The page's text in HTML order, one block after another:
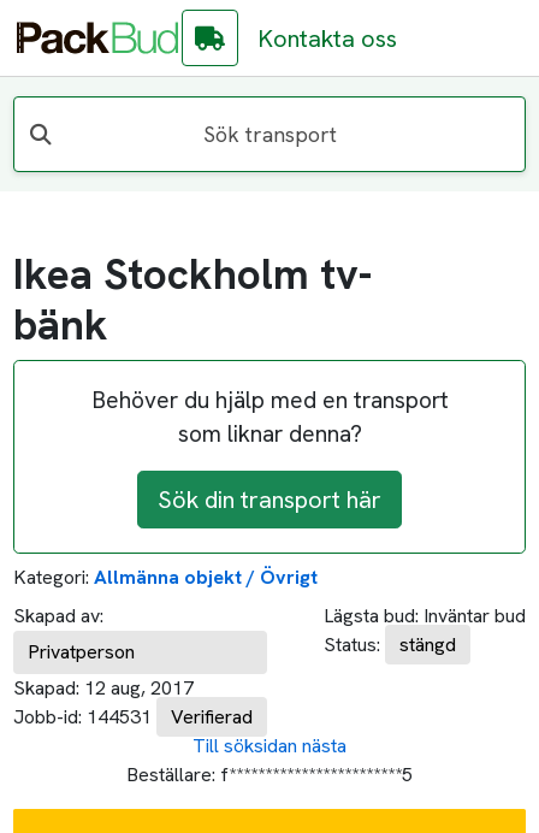
Kontakta oss
Sök transport
Ikea Stockholm tv-
bänk
Behöver du hjälp med en transport
som liknar denna?
Sök din transport här
Kategori: Allmänna objekt / Övrigt
Skapad av:
Privatperson
Skapad: 12 aug, 2017
Jobb-id: 144531 Verifierad
Lägsta bud: Inväntar bud
Status:
stängd
Till söksidan nästa
Beställare: f************************5